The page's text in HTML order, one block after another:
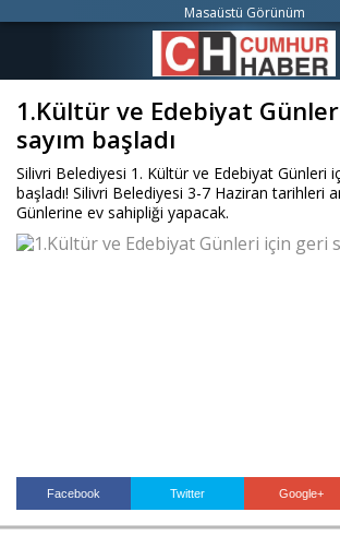
1.Kültür ve Edebiyat
sayım başladı
Silivri Belediyesi 1. Kültür ve Edebiyat Günleri
başladı! Silivri Belediyesi 3-7 Haziran tarihleri
Günlerine ev sahipliği yapacak.
Facebook Twitter Google+
Masaüstü Görünüm